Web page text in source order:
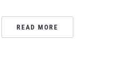
READ MORE